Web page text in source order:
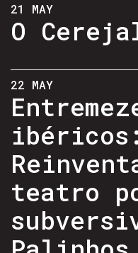
21 MAY
O
22 MAY
ibéricos:
teatro